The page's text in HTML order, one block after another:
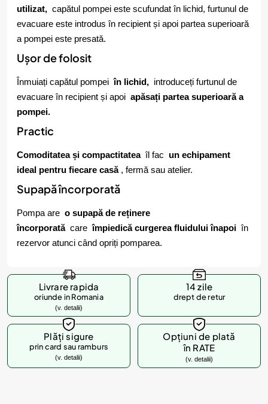
utilizat, capătul pompei este scufundat în lichid, furtunul de
evacuare este introdus în recipient și apoi partea superioară
a pompei este presată.
Ușor de folosit
Înmuiați capătul pompeiîn lichid, introduceți furtunul de
evacuare în recipient și apoi apăsați partea superioară a
pompei.
Practic
Comoditatea și compactitatea îl fac un echipament
ideal pentru fiecare casă , fermă sau atelier.
Supapă încorporată
Pompa are o supapă de reținere
încorporată care împiedică curgerea fluidului înapoi în
rezervor atunci când opriți pomparea.
Livrare rapida
oriunde in Romania
(v. detalii)
14 zile
drept de retur
Plăți sigure
prin card sau ramburs
(v. detalii)
Opțiuni de plată
în RATE
(v. detalii)